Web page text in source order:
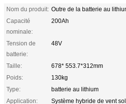
Nom du produit: Outre de la batterie au
Capacité
nominale:
200Ah
Tension de
batterie:
48V
Taille:
678* 553.7*312mm
Poids:
130kg
Type:
batterie au lithium
Application:
Système hybride de vent